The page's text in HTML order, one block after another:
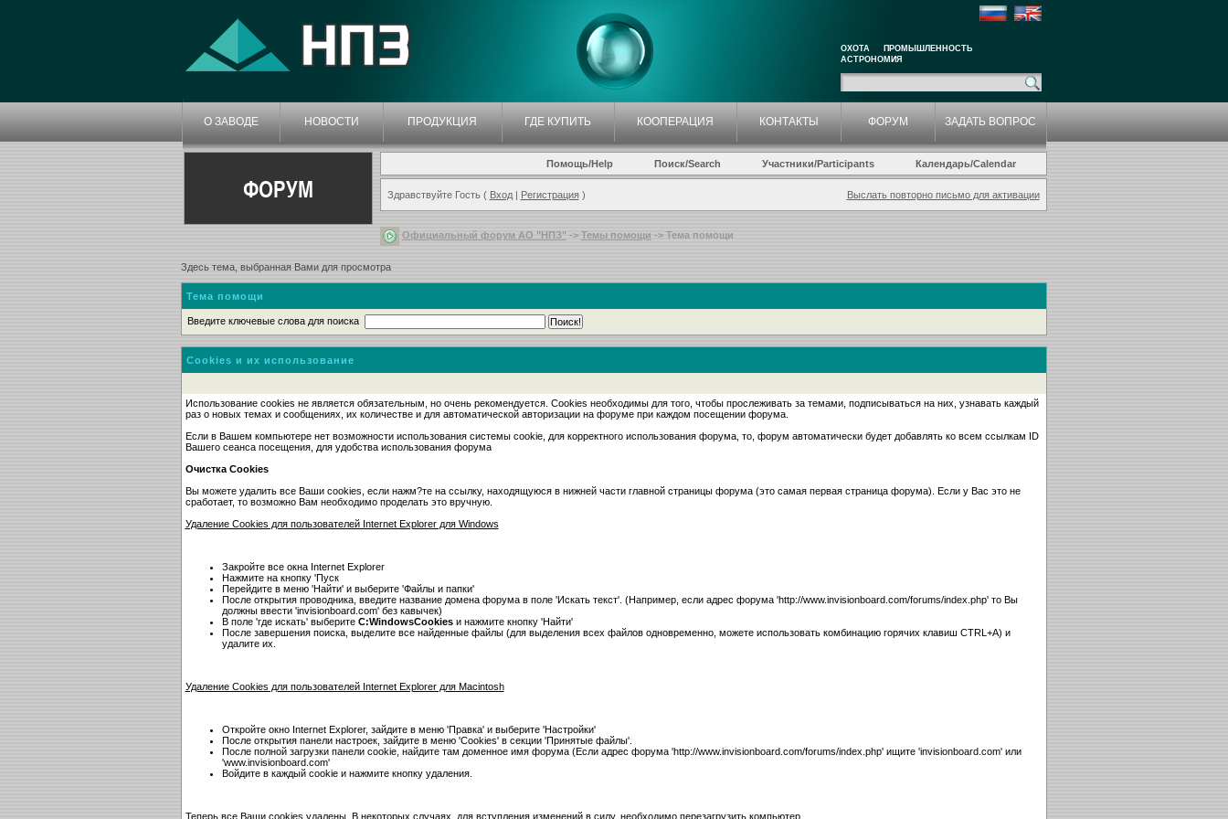
ОХОТА
ПРОМЫШЛЕННОСТЬ
АСТРОНОМИЯ
О ЗАВОДЕ НОВОСТИ ПРОДУКЦИЯ ГДЕ КУПИТЬ КООПЕРАЦИЯ КОНТАКТЫ ФОРУМ ЗАДАТЬ ВОПРОС
ФОРУМ
Помощь/Help Поиск/Search Участники/Participants Календарь/Calendar
Здравствуйте Гость ( Вход| Регистрация) Выслать повторно письмо для активации
Официальный форум АО "НПЗ"-> Темы помощи -> Тема помощи
Здесь тема, выбранная Вами для просмотра
Тема помощи
Введите ключевые слова для поиска
Cookies и их использование
Использование cookies не является обязательным, но очень рекомендуется. Cookies необходимы для того, чтобы прослеживать за темами, подписываться на них, узнавать каждый
раз о новых темах и сообщениях, их количестве и для автоматической авторизации на форуме при каждом посещении форума.
Если в Вашем компьютере нет возможности использования системы cookie, для корректного использования форума, то, форум автоматически будет добавлять ко всем ссылкам ID
Вашего сеанса посещения, для удобства использования форума
Очистка Cookies
Вы можете удалить все Ваши cookies, если нажм?те на ссылку, находящуюся в нижней части главной страницы форума (это самая первая страница форума). Если у Вас это не
сработает, то возможно Вам необходимо проделать это вручную.
Удаление Cookies для пользователей Internet Explorer для Windows
Закройте все окна Internet Explorer
Нажмите на кнопку 'Пуск
Перейдите в меню 'Найти' и выберите 'Файлы и папки'
После открытия проводника, введите название домена форума в поле 'Искать текст'. (Например, если адрес форума 'http://www.invisionboard.com/forums/index.php' то Вы
должны ввести 'invisionboard.com' без кавычек)
В поле 'где искать' выберите C:WindowsCookiesи нажмите кнопку 'Найти'
После завершения поиска, выделите все найденные файлы (для выделения всех файлов одновременно, можете использовать комбинацию горячих клавиш CTRL+A) и
удалите их.
Удаление Cookies для пользователей Internet Explorer для Macintosh
Откройте окно Internet Explorer, зайдите в меню 'Правка' и выберите 'Настройки'
После открытия панели настроек, зайдите в меню 'Cookies' в секции 'Принятые файлы'.
После полной загрузки панели cookie, найдите там доменное имя форума (Если адрес форума 'http://www.invisionboard.com/forums/index.php' ищите 'invisionboard.com' или
'www.invisionboard.com'
Войдите в каждый cookie и нажмите кнопку удаления.
Теперь все Ваши cookies удалены. В некоторых случаях, для вступления изменений в силу, необходимо перезагрузить компьютер.